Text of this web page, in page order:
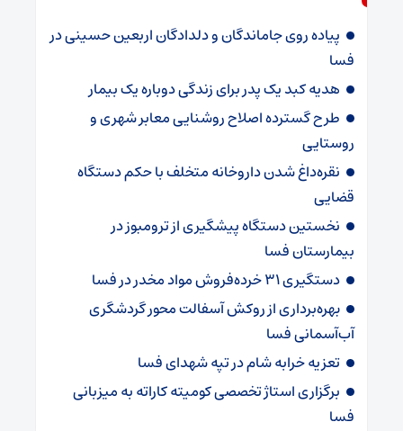
پیاده روی جاماندگان و دلدادگان اربعین حسینی در
فسا
هدیه کبد یک پدر برای زندگی دوباره یک بیمار
طرح گسترده اصلاح روشنایی معابر شهری و
روستایی
نقره‌داغ شدن داروخانه متخلف با حکم دستگاه
قضایی
نخستین دستگاه پیشگیری از ترومبوز در
بیمارستان فسا
دستگیری ۳۱ خرده‌فروش مواد مخدر در فسا
بهره‌برداری از روکش آسفالت محور گردشگری
آب‌آسمانی فسا
تعزیه خرابه شام در تپه شهدای فسا
برگزاری استاژ تخصصی کومیته کاراته به میزبانی
فسا